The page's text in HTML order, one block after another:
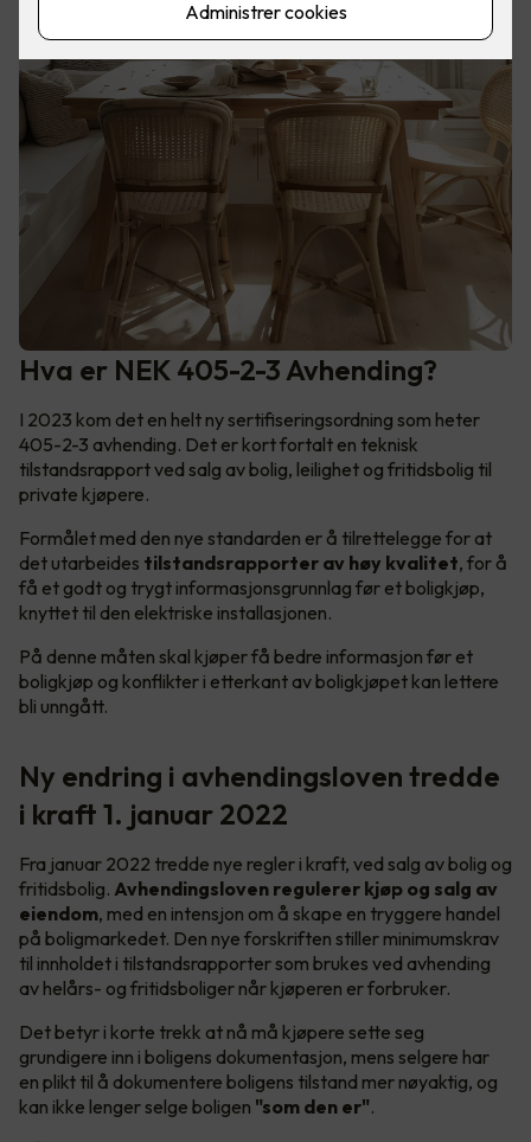
Hva er NEK 405-2-3 Avhending?
I 2023 kom det en helt ny sertifiseringsordning som heter
405-2-3 avhending. Det er kort fortalt en teknisk
tilstandsrapport ved salg av bolig, leilighet og fritidsbolig til
private kjøpere.
Formålet med den nye standarden er å tilrettelegge for at
det utarbeides tilstandsrapporter av høy kvalitet, for å
få et godt og trygt informasjonsgrunnlag før et boligkjøp,
knyttet til den elektriske installasjonen.
På denne måten skal kjøper få bedre informasjon før et
boligkjøp og konflikter i etterkant av boligkjøpet kan lettere
bli unngått.
Ny endring i avhendingsloven tredde
i kraft 1. januar 2022
Fra januar 2022 tredde nye regler i kraft, ved salg av bolig og
fritidsbolig. Avhendingsloven regulerer kjøp og salg av
eiendom, med en intensjon om å skape en tryggere handel
på boligmarkedet. Den nye forskriften stiller minimumskrav
til innholdet i tilstandsrapporter som brukes ved avhending
av helårs- og fritidsboliger når kjøperen er forbruker.
Det betyr i korte trekk at nå må kjøpere sette seg
grundigere inn i boligens dokumentasjon, mens selgere har
en plikt til å dokumentere boligens tilstand mer nøyaktig, og
kan ikke lenger selge boligen "som den er".